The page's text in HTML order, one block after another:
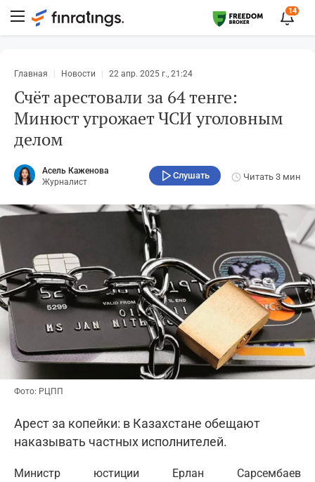
14
Главная Новости 22 апр. 2025 г., 21:24
Счёт арестовали за 64 тенге:
Минюст угрожает ЧСИ уголовным
делом
Асель Каженова
Журналист
Слушать Читать 3 мин
Фото: РЦПП
Арест за копейки: в Казахстане обещают
наказывать частных исполнителей.
Министр юстиции Ерлан Сарсембаев